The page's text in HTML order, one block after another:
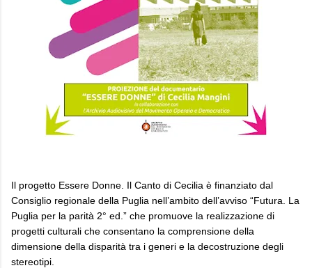
Il progetto Essere Donne. Il Canto di Cecilia è finanziato dal
Consiglio regionale della Puglia nell’ambito dell’avviso “Futura. La
Puglia per la parità 2° ed.” che promuove la realizzazione di
progetti culturali che consentano la comprensione della
dimensione della disparità tra i generi e la decostruzione degli
stereotipi.